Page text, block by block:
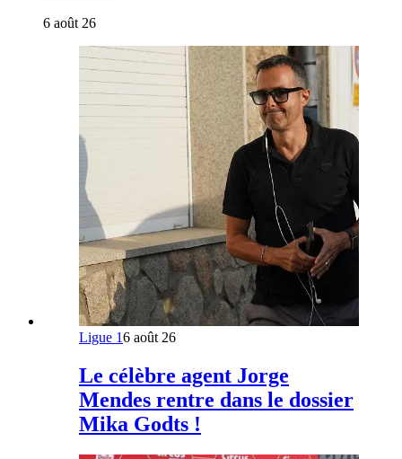
6 août 26
Ligue 16 août 26
Le célèbre agent Jorge
Mendes rentre dans le dossier
Mika Godts !